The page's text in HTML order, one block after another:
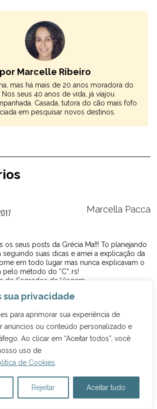
sua privacidade
para aprimorar sua experiência de
anúncios ou conteúdo personalizado e
Ao clicar em “Aceitar todos”, você
uso de
de Cookies
Rejeitar Aceitar tudo
Marcelle Ribeiro
mas há mais de 20 anos moradora do
Nos seus 40 anos de vida, já viajou
Casada, tutora do cão mais fofo
em pesquisar novos destinos.
Marcella Pacca
os seus posts da Grécia Ma!!! To planejando
seguindo suas dicas e amei a explicação da
em todo lugar mas nunca explicavam o
pelo método do “C”..rs!
do Segredos de Viagem
Marcelle Ribeiro
2017
RESPONDER